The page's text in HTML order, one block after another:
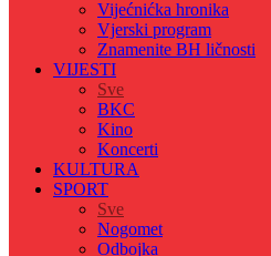
Vijećnićka hronika
Vjerski program
Znamenite BH ličnosti
VIJESTI
Sve
BKC
Kino
Koncerti
KULTURA
SPORT
Sve
Nogomet
Odbojka